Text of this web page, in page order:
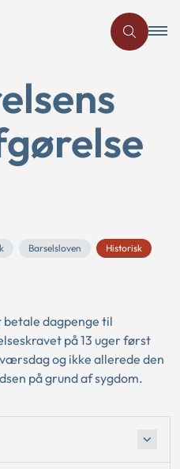
Barselsloven Historisk
dagpenge til
på 13 uger først
og ikke allerede den
på grund af sygdom.